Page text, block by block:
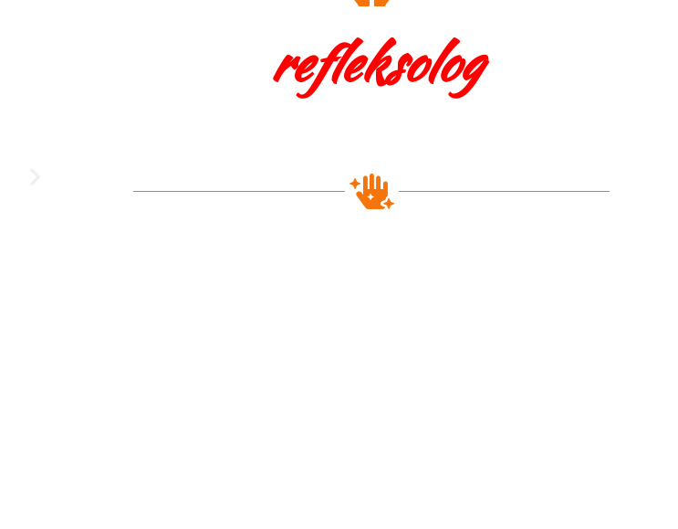
refleksologleczy,
organizm leczy się sam.